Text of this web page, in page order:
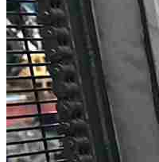
Nissan X-TERRA
Nissan X-TRAIL 1
Nissan X-TRAIL 2